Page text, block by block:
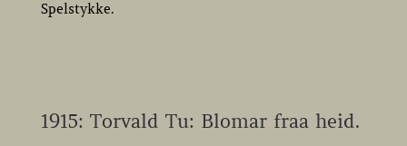
Spelstykke.
1915: Torvald Tu: Blomar fraa heid.